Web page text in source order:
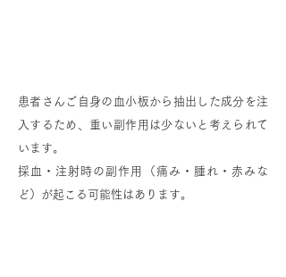
患者さんご自身の血小板から抽出した成分を注
入するため、重い副作用は少ないと考えられて
います。
採血・注射時の副作用（痛み・腫れ・赤みな
ど）が起こる可能性はあります。